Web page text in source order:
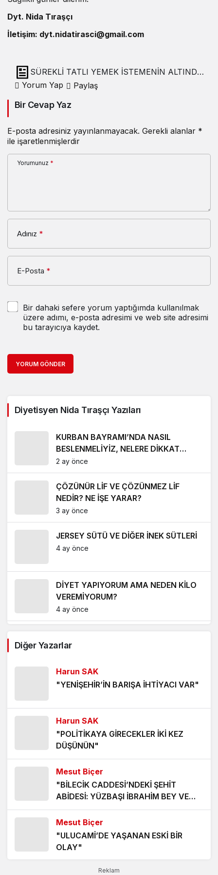
Dyt. Nida Tıraşçı
İletişim: dyt.nidatirasci@gmail.com
SÜREKLİ TATLI YEMEK İSTEMENİN ALTINDA
NE YATIYOR OLABİLİR?
Yorum Yap Paylaş
Bir Cevap Yaz
E-posta adresiniz yayınlanmayacak. Gerekli alanlar *
ile işaretlenmişlerdir
Yorumunuz *
Adınız *
E-Posta *
Bir dahaki sefere yorum yaptığımda kullanılmak
üzere adımı, e-posta adresimi ve web site adresimi
bu tarayıcıya kaydet.
YORUM GÖNDER
Diyetisyen Nida Tıraşçı Yazıları
KURBAN BAYRAMI’NDA NASIL
BESLENMELİYİZ, NELERE DİKKAT
ETMELİYİZ?
2 ay önce
ÇÖZÜNÜR LİF VE ÇÖZÜNMEZ LİF
NEDİR? NE İŞE YARAR?
3 ay önce
JERSEY SÜTÜ VE DİĞER İNEK SÜTLERİ
4 ay önce
DİYET YAPIYORUM AMA NEDEN KİLO
VEREMİYORUM?
4 ay önce
BESLENMELİYİZ?
METABOLİZMA YAVAŞLAMASININ
NASIL HIZLANIR?
5 ay önce
GÖZDEN KAÇIRDIĞIMIZ GÜNLÜK
YAŞAM HATALARI
5 ay önce
UZMANSIZ ZAYIFLAMANIN BEDELİ:
HIZLI AĞIRLIK KAYBI, ÖNLENMEZ
RAMAZAN AYINDA ORUÇ TUTARKEN NASIL
BESLENMELİYİZ?
Diğer Yazarlar
Harun SAK
"YENİŞEHİR’İN BARIŞA İHTİYACI VAR"
Harun SAK
"POLİTİKAYA GİRECEKLER İKİ KEZ
DÜŞÜNÜN"
Mesut Biçer
"BİLECİK CADDESİ’NDEKİ ŞEHİT
ABİDESİ: YÜZBAŞI İBRAHİM BEY VE
ŞEHADETİ"
Mesut Biçer
"ULUCAMİ’DE YAŞANAN ESKİ BİR
OLAY"
Reklam